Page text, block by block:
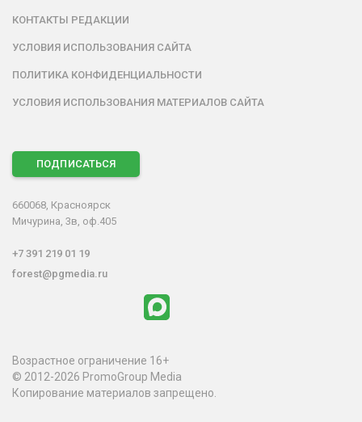
КОНТАКТЫ РЕДАКЦИИ
УСЛОВИЯ ИСПОЛЬЗОВАНИЯ САЙТА
ПОЛИТИКА КОНФИДЕНЦИАЛЬНОСТИ
УСЛОВИЯ ИСПОЛЬЗОВАНИЯ МАТЕРИАЛОВ САЙТА
ПОДПИСАТЬСЯ
660068, Красноярск
Мичурина, 3в, оф.405
+7 391 219 01 19
forest@pgmedia.ru
Возрастное ограничение 16+
© 2012-2026 PromoGroup Media
Копирование материалов запрещено.